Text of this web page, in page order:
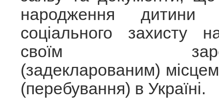
народження
соціального захисту
своїм
(задекларованим)
(перебування) в Україні.